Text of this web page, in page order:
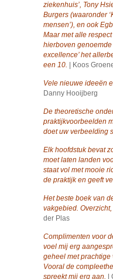
ziekenhuis’, Tony
Burgers (waaronder
mensen’), en ook
Maar met alle
hierboven genoemde
excellence’ het
een 10. | Koos
Vele nieuwe ideeën
Danny Hooijberg
De theoretische
praktijkvoorbeelden
doet uw verbeelding
Elk hoofdstuk bevat
moet laten landen
staat vol met mooie
de praktijk en geeft
Het beste boek van
vakgebied.
der Plas
Complimenten voor
voel mij erg
geheel met
Vooral de
spreekt mij erg aan.